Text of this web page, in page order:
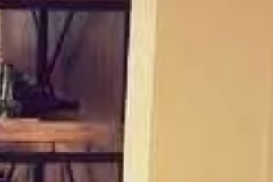
confidentialité